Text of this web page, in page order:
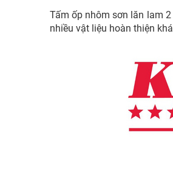
Tấm ốp nhôm sơn lăn lam
nhiều vật liệu hoàn thiện